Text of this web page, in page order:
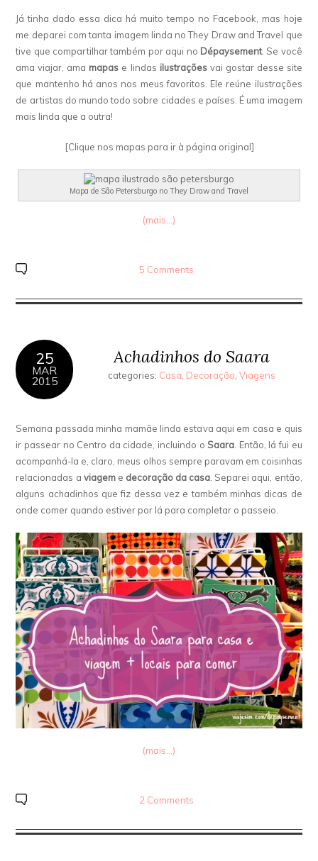
Já tinha dado essa dica há muito tempo no Facebook, mas hoje
me deparei com tanta imagem linda no They Draw and Travel que
tive que compartilhar também por aqui no Dépaysement. Se você
ama viajar, ama mapas e lindas ilustraçõesvai gostar desse site
que mantenho há anos nos meus favoritos. Ele reúne ilustrações
de artistas do mundo todo sobre cidades e países. É uma imagem
mais linda que a outra!
[Clique nos mapas para ir à página original]
Mapa de São Petersburgo no They Draw and Travel
(mais…)
5 Comments
25
MAR
2015
Achadinhos do Saara
categories: Casa Decoração Viagens
Semana passada minha mamãe linda estava aqui em casa e quis
ir passear no Centro da cidade, incluindo oSaara . Então, lá fui eu
acompanhá-la e, claro, meus olhos sempre paravam em coisinhas
relacionadas a viagem e decoração da casa . Separei aqui, então,
alguns achadinhos que fiz dessa vez e também minhas dicas de
onde comer quando estiver por lá para completar o passeio.
(mais…)
2 Comments